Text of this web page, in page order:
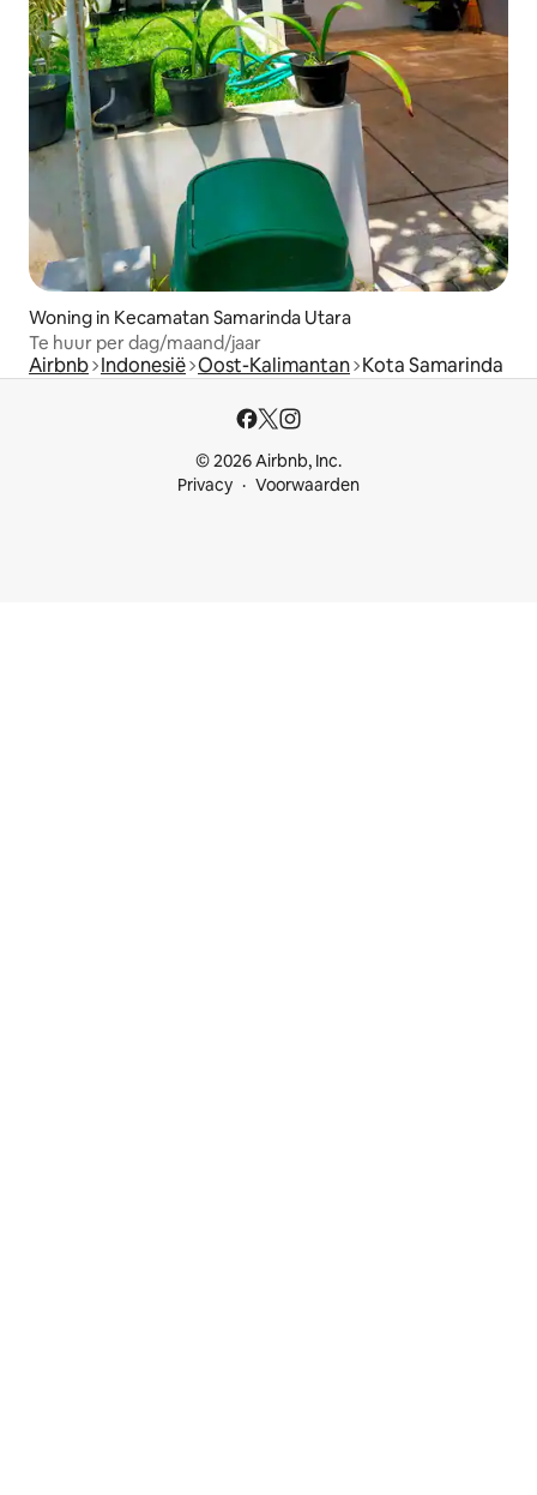
Woning in Kecamatan Samarinda Utara
Te huur per dag/maand/jaar
Airbnb Indonesië Oost-Kalimantan Kota Samarinda
© 2026 Airbnb, Inc.
Privacy
Voorwaarden